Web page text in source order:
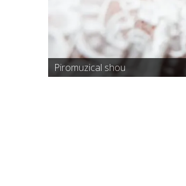
Piromuzical shou